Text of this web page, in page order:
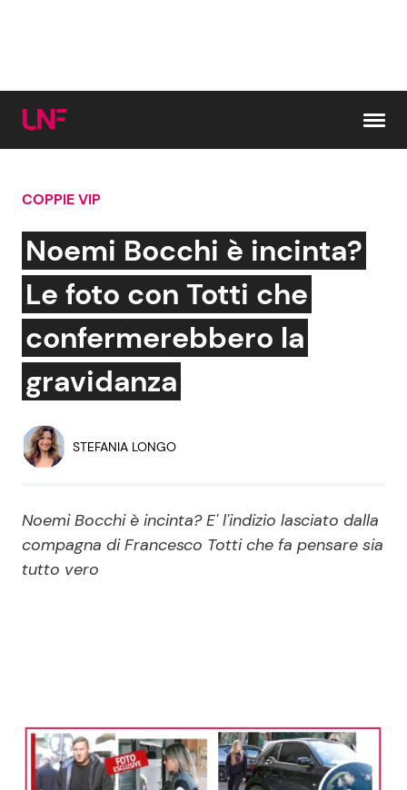
Cerca:
News e Cronaca
Attualità Italiana
Dal Mondo
Economia
Persone Scomparse
Politica
Gossip e TV
Bellezze VIP
Reality e Talent
News Musica
News Spettacolo
COPPIE VIP
Noemi Bocchi è incinta?
Le foto con Totti che
confermerebbero la
gravidanza
STEFANIA LONGO
Noemi Bocchi è incinta? E' l'indizio lasciato dalla
compagna di Francesco Totti che fa pensare sia
tutto vero